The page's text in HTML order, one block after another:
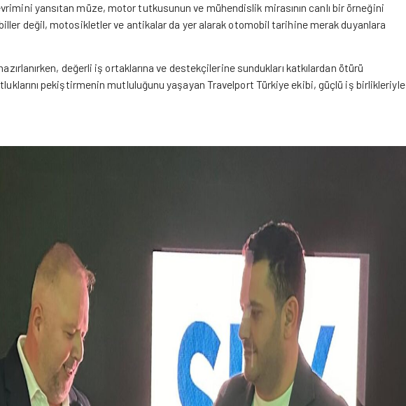
yansıtan müze, motor tutkusunun ve mühendislik mirasının canlı bir örneğini
değil, motosikletler ve antikalar da yer alarak otomobil tarihine merak duyanlara
değerli iş ortaklarına ve destekçilerine sundukları katkılardan ötürü
pekiştirmenin mutluluğunu yaşayan Travelport Türkiye ekibi, güçlü iş birlikleriyle